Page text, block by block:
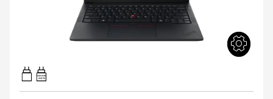
65W-65W
USB PD